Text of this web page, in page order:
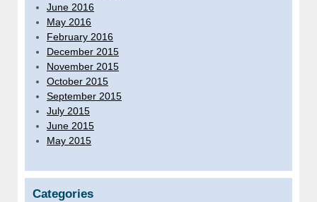
June 2016
May 2016
February 2016
December 2015
November 2015
October 2015
September 2015
July 2015
June 2015
May 2015
Categories